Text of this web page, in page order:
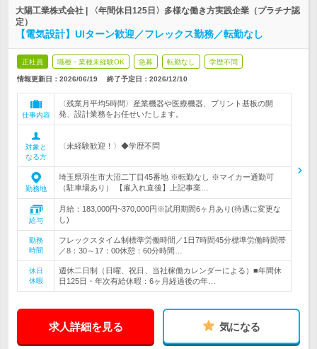
大陽工業株式会社 | 〈年間休日125日〉多様な働き方実践企業（プラチナ認
定）
【電気設計】UIターン歓迎／フレックス勤務／転勤なし
正社員 職種・業種未経験OK 急募 転勤なし 学歴不問
情報更新日：2026/06/19 終了予定日： 2026/12/10
仕事内容
〈残業月平均5時間〉産業機器や医療機器、プリント基板の開
発、設計業務をお任せいたします。
対象と
なる方
〈未経験歓迎！〉◆学歴不問
勤務地
埼玉県羽生市大沼二丁目45番地 ※転勤なし ※マイカー通勤可
（駐車場あり） 【雇入れ直後】上記事業…
給与
月給：183,000円~370,000円※試用期間6ヶ月あり(待遇に変更な
し)
勤務
時間
フレックスタイム制標準労働時間／1日7時間45分標準労働時間帯
／8：30～17：00休憩：60分時間…
休日
休暇
週休二日制（日曜、祝日、当社稼働カレンダーによる）■年間休
日125日・年次有給休暇：6ヶ月経過後の年…
求人詳細を見る 気になる